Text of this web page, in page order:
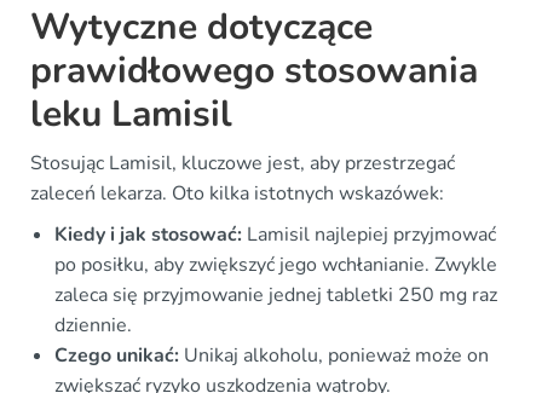
Wytyczne dotyczące
prawidłowego stosowania
leku Lamisil
Stosując Lamisil, kluczowe jest, aby przestrzegać
zaleceń lekarza. Oto kilka istotnych wskazówek:
Kiedy i jak stosować: Lamisil najlepiej przyjmować
po posiłku, aby zwiększyć jego wchłanianie. Zwykle
zaleca się przyjmowanie jednej tabletki 250 mg raz
dziennie.
Czego unikać: Unikaj alkoholu, ponieważ może on
zwiększać ryzyko uszkodzenia wątroby.